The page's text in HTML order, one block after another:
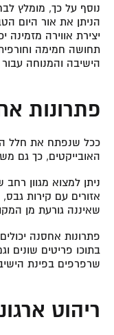
נוסף על כך, מומלץ
הניתן את אור היום
יצירת אווירה מזמינה
תחושה חמימה
הישיבה והמנוחה
פתרונות
ככל שנפתח את חלל
האובייקטים, כך גם
ניתן למצוא מגוון
אזורים עם קירות
שאיננה גורעת מן
פתרונות אחסנה
בתוכו פריטים שונים
שרפרפים בפינת
ריהוט